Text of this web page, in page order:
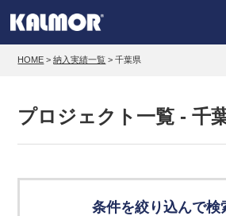
HOME >納入実績一覧 >千葉県
プロジェクト一覧 - 千
条件を絞り込んで検